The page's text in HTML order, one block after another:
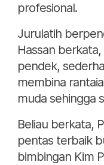
profesional.
Jurulatih
Hassan
pendek,
membina
muda sehingga
Beliau berkata,
pentas terbaik
bimbingan Kim